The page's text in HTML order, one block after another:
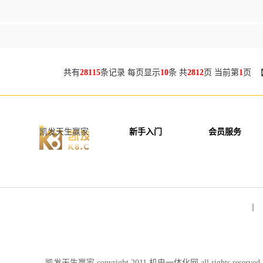
共有28115条记录 每页显示10条 共2812页 当前第1页
凯发天生赢家 新手入门 会员服务